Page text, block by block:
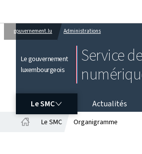
gouvernement.lu Administrations
Le gouvernement
luxembourgeois
Service
Le SMC Actualités
Le SMC Organigramme